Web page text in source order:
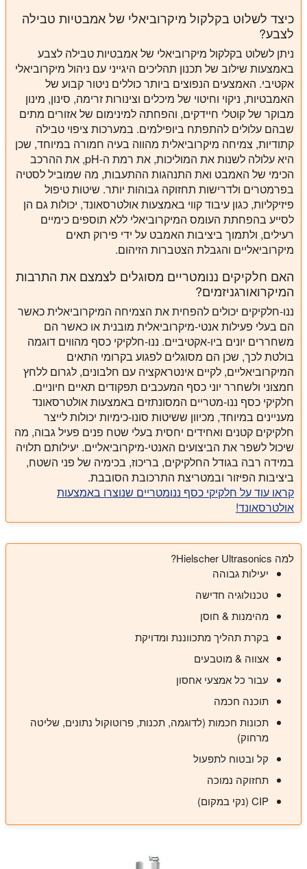
כיצד לשלוט בקלקול מיקרוביאלי של אמבטיות טבילה
לצבע?
ניתן לשלוט בקלקול מיקרוביאלי של אמבטיות טבילה לצבע
באמצעות שילוב של תכנון תהליכים היגייני עם ניהול מיקרוביאלי
אקטיבי. האמצעים הנפוצים ביותר כוללים ניטור קבוע של
האמבטיות, ניקוי וחיטוי של מיכלים וצינורות זרימה, סינון, מינון
מבוקר של קוטלי חיידקים, והפחתה למינימום של אזורים מתים
שבהם עלולים להתפתח ביופילמים. במערכות ציפוי טבילה
קתודיות, צמיחה מיקרוביאלית מהווה בעיה חמורה במיוחד, שכן
היא עלולה לשנות את המוליכות, את רמת ה-pH, את ההרכב
הכימי של האמבט ואת התנהגות ההתעבות, מה שמוביל לסטיה
בפרמטרים ולדרישות תחזוקה גבוהות יותר. שיטות טיפול
פיזיקליות, כגון עיבוד קווי באמצעות אולטרסאונד, יכולות גם הן
לסייע בהפחתת העומס המיקרוביאלי ללא תוספים כימיים
רעילים, ולתמוך ביציבות האמבט על ידי פירוק תאים
מיקרוביאליים והגבלת הצטברות הזיהום.
האם חלקיקים ננומטריים מסוגלים לצמצם את התרבות
המיקרואורגניזמים?
ננו-חלקיקים יכולים להפחית את הצמיחה המיקרוביאלית כאשר
הם בעלי פעילות אנטי-מיקרוביאלית מובנית או כאשר הם
משחררים יונים ביו-אקטיביים. ננו-חלקיקי כסף מהווים דוגמה
בולטת לכך, שכן הם מסוגלים לפגוע בקרומי התאים
המיקרוביאליים, לקיים אינטראקציה עם חלבונים, לגרום ללחץ
חמצוני ולשחרר יוני כסף המעכבים תפקודים תאיים חיוניים.
חלקיקי כסף ננו-מטריים המסונתזים באמצעות אולטרסאונד
מעניינים במיוחד, מכיוון ששיטות סונו-כימיות יכולות לייצר
חלקיקים קטנים ואחידים יחסית בעלי שטח פנים פעיל גבוה, מה
שיכול לשפר את הביצועים האנטי-מיקרוביאליים. יעילותם תלויה
במידה רבה בגודל החלקיקים, בריכוז, בכימיה של פני השטח,
ביציבות הפיזור ובמטריצת התרכובת הסובבת.
קראו עוד על חלקיקי כסף ננומטריים שנוצרו באמצעות
אולטרסאונד!
למה Hielscher Ultrasonics?
יעילות גבוהה
טכנולוגיה חדישה
מהימנות & חוסן
בקרת תהליך מתכווננת ומדויקת
אצווה & מוטבעים
עבור כל אמצעי אחסון
תוכנה חכמה
תכונות חכמות (לדוגמה, תכנות, פרוטוקול נתונים, שליטה
מרחוק)
קל ובטוח לתפעול
תחזוקה נמוכה
CIP (נקי במקום)